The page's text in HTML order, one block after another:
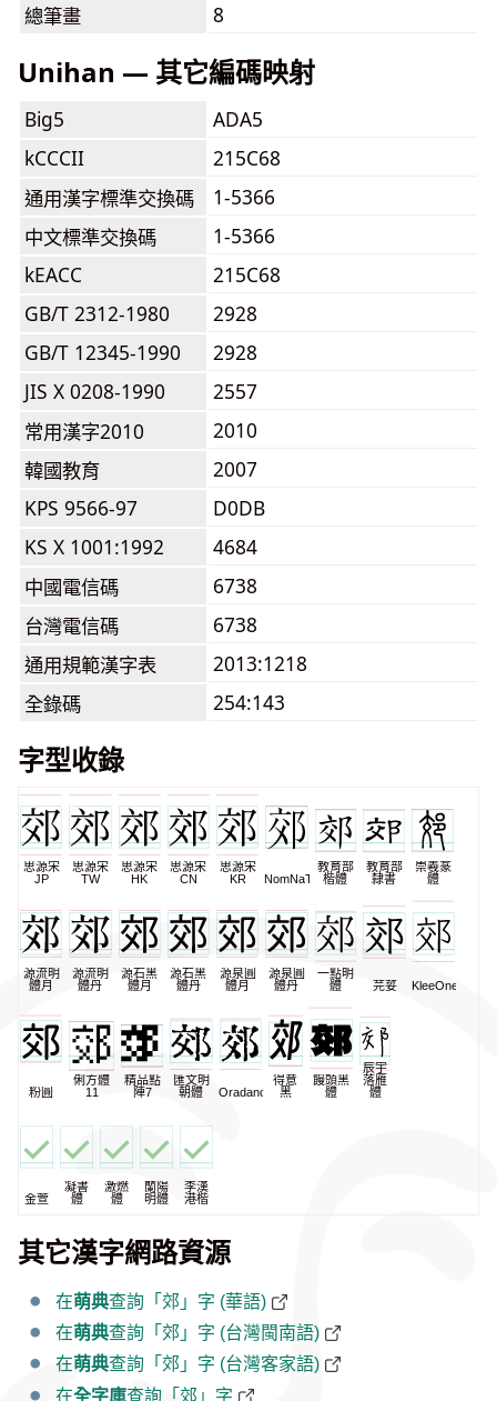
總筆畫
8
Unihan — 其它編碼映射
Big5
ADA5
kCCCII
215C68
通用漢字標準交換碼
1-5366
中文標準交換碼
1-5366
kEACC
215C68
GB/T 2312-1980
2928
GB/T 12345-1990
2928
JIS X 0208-1990
2557
常用漢字2010
2010
韓國教育
2007
KPS 9566-97
D0DB
KS X 1001:1992
4684
中國電信碼
6738
台灣電信碼
6738
通用規範漢字表
2013:1218
全錄碼
254:143
字型收錄
思源宋
JP
思源宋
TW
思源宋
HK
思源宋
CN
思源宋
KR
NomNaTong
教育部
楷體
教育部
隸書
崇羲篆
體
源流明
體月
源流明
體丹
源石黑
體月
源石黑
體丹
源泉圓
體月
源泉圓
體丹
一點明
體
芫荽 KleeOne
粉圓
俐方體
11
精品點
陣7
匯文明
朝體
Oradano
得意
黑
饅頭黑
體
辰宇
落雁
體
金萱
凝書
體
激燃
體
蘭陽
明體
李漢
港楷
其它漢字網路資源
在萌典查詢「郊」字 (華語)
在萌典查詢「郊」字 (台灣閩南語)
在萌典查詢「郊」字 (台灣客家語)
在全字庫查詢「郊」字